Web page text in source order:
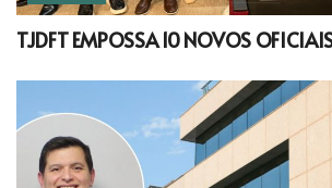
TJDFT EMPOSSA 10 NOVOS